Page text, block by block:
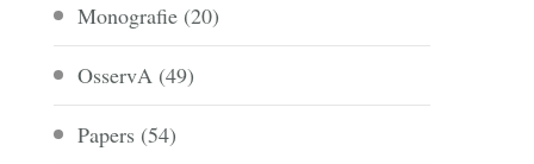
Monografie (20)
OsservA (49)
Papers (54)